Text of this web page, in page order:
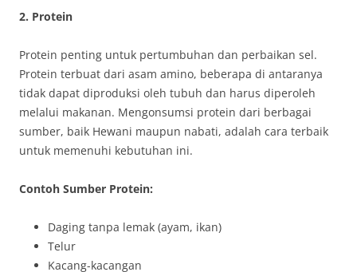
2. Protein
Protein penting untuk pertumbuhan dan perbaikan sel.
Protein terbuat dari asam amino, beberapa di antaranya
tidak dapat diproduksi oleh tubuh dan harus diperoleh
melalui makanan. Mengonsumsi protein dari berbagai
sumber, baik Hewani maupun nabati, adalah cara terbaik
untuk memenuhi kebutuhan ini.
Contoh Sumber Protein:
Daging tanpa lemak (ayam, ikan)
Telur
Kacang-kacangan